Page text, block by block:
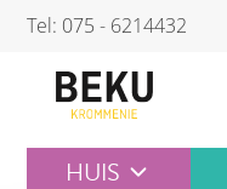
Skip
content
Tel: 075 - 6214432
HUIS